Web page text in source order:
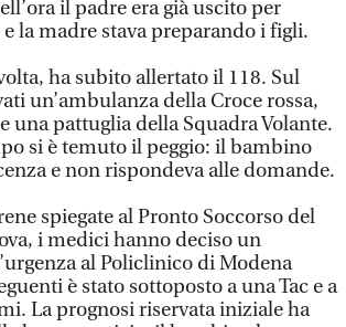
il padre era già uscito per
la madre stava preparando i figli.
ha subito allertato il 118. Sul
un’ambulanza della Croce rossa,
una pattuglia della Squadra Volante.
si è temuto il peggio: il bambino
e non rispondeva alle domande.
spiegate al Pronto Soccorso del
i medici hanno deciso un
al Policlinico di Modena
è stato sottoposto a una Tac e a
La prognosi riservata iniziale ha